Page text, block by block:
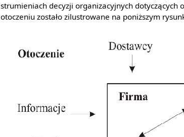
strumieniach decyzji organizacyjnych
otoczeniu zostało zilustrowane na poniższym